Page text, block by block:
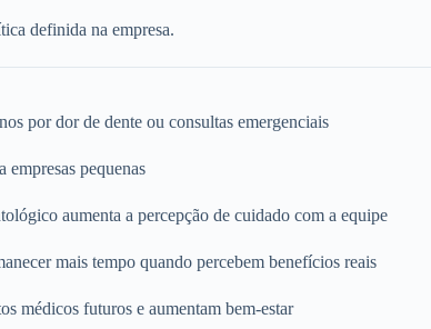
definida na empresa.
por dor de dente ou consultas emergenciais
empresas pequenas
aumenta a percepção de cuidado com a equipe
mais tempo quando percebem benefícios reais
médicos futuros e aumentam bem-estar